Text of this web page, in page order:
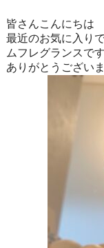
皆さんこんにちは
最近のお気に入り
ムフレグランスです
ありがとうござい